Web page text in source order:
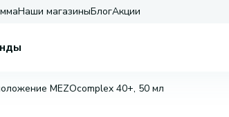
Наши магазиныБлогАкции
MEZOcomplex 40+, 50 мл